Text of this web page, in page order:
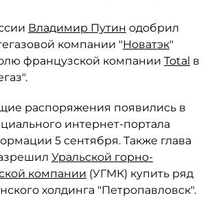
Владимир Путин одобрил
компании "Новатэк"
французской компании Total в
распоряжения появились в
интернет-портала
5 сентября. Также глава
Уральской горно-
компании (УГМК) купить ряд
холдинга "Петропавловск".